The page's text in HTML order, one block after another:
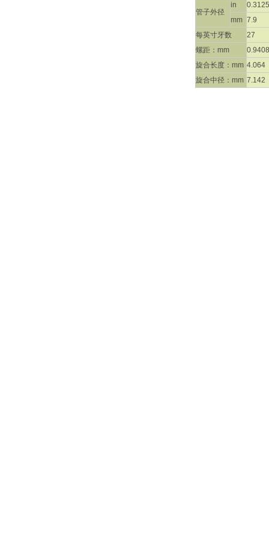
管子外径
in
0.3125
mm 7.9
每英寸牙数
27
螺距：mm
0.9408
旋合长度：mm 4.064
旋合中径：mm 7.142